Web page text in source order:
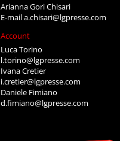
Arianna Gori Chisari
E-maila.chisari@lgpresse.com
Account
Luca Torino
l.torino@lgpresse.com
Ivana Cretier
i.cretier@lgpresse.com
Daniele Fimiano
d.fimiano@lgpresse.com